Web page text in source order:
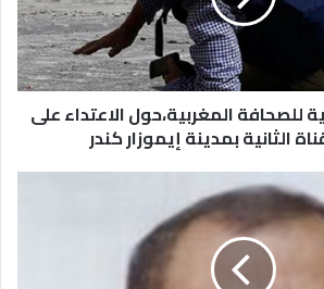
للصحافة المغربية،حول الاعتداء على
الثانية بمدينة إيموزار كندر